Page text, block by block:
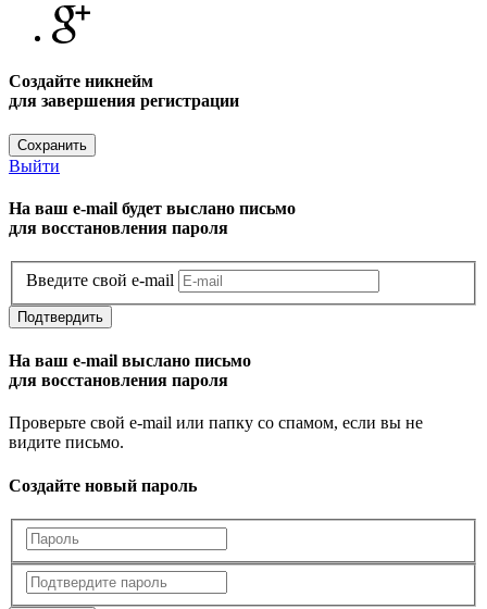
Создайте никнейм
для завершения регистрации
Сохранить
Выйти
На ваш e-mail будет выслано письмо
для восстановления пароля
Введите свой e-mail
Подтвердить
На ваш e-mail выслано письмо
для восстановления пароля
Проверьте свой e-mail или папку со спамом, если вы не
видите письмо.
Создайте новый пароль